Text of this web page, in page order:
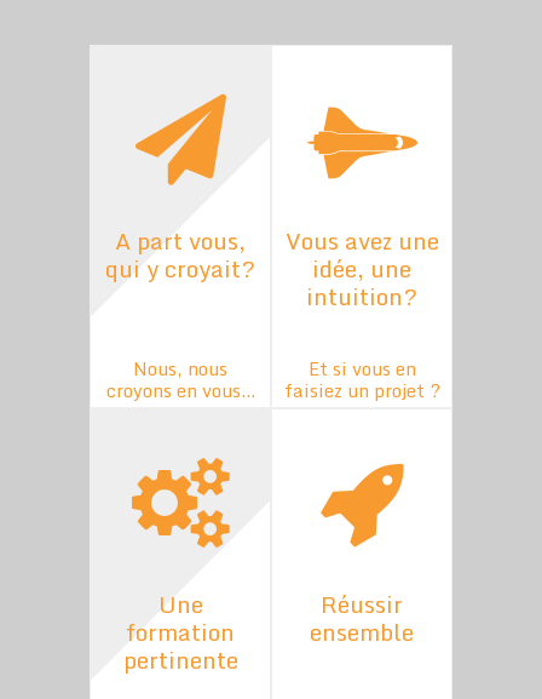
A part vous,
qui y croyait?
Nous, nous
croyons en vous...
Vous avez une
idée, une
intuition?
Et si vous en
faisiez un projet ?
Une
formation
pertinente
Réussir
ensemble